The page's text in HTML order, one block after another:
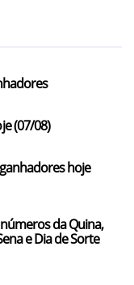
(07/08)
hoje
da Quina,
e Dia de Sorte